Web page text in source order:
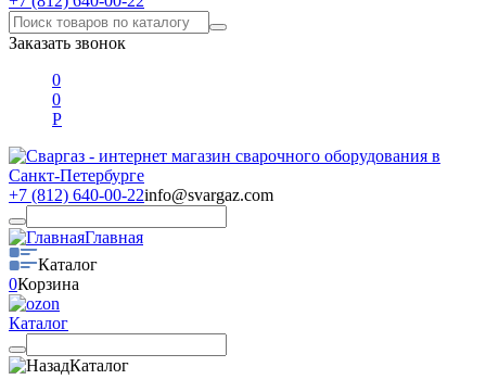
Заказать звонок
0
0
Р
+7 (812) 640-00-22info@svargaz.com
Главная
Каталог
0Корзина
Каталог
Каталог